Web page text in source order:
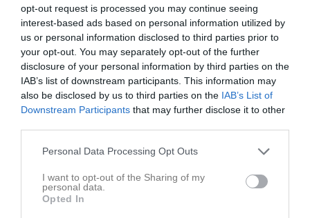
opt-out request is processed you may continue seeing
interest-based ads based on personal information utilized by
us or personal information disclosed to third parties prior to
your opt-out. You may separately opt-out of the further
disclosure of your personal information by third parties on the
IAB’s list of downstream participants. This information may
also be disclosed by us to third parties on the IAB’s List of
Downstream Participants that may further disclose it to other
Personal Data Processing Opt Outs
I want to opt-out of the Sharing of my
personal data.
Opted In
Landsvägscykling V.32
Den här veckan erbjuder vi följande aktiviteter Onsdag, intervallträning, kungstorget, kl 18.00. Vi kör tröskelintervaller på gamla Dalslandsvägen vilket gör att alla kan vara med oavsett nivå. Lördag, motionscykling, kungstorget, kl 09.00. Tre olika fartgrupper och rulltid på ca 2tim
Landsväg för 2 dagar sedan 0
Visa fler nyheter
Uppstart för Måndagsklubben!
Intresseanmälan till arbetsgrupp-Teknikgropen 2.0!